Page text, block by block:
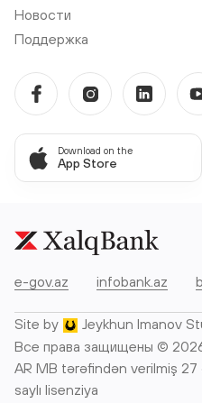
Новости
Поддержка
Download on the
App Store
e-gov.az infobank.az
Site by
Jeykhun Imanov
Все права защищены ©
AR MB tərəfindən verilmiş
saylı lisenziya